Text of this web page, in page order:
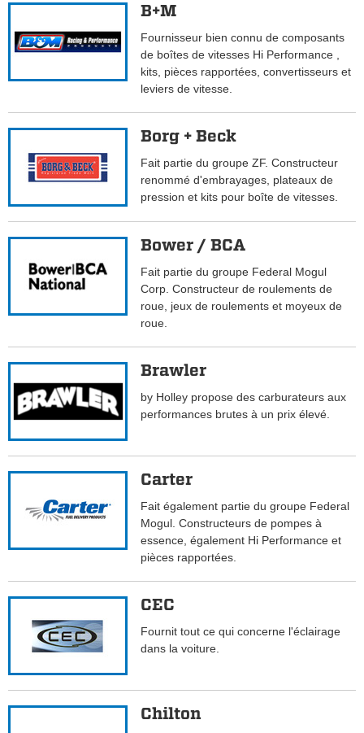
B+M
Fournisseur bien connu de composants
de boîtes de vitesses Hi Performance ,
kits, pièces rapportées, convertisseurs et
leviers de vitesse.
Borg + Beck
Fait partie du groupe ZF. Constructeur
renommé d'embrayages, plateaux de
pression et kits pour boîte de vitesses.
Bower / BCA
Fait partie du groupe Federal Mogul
Corp. Constructeur de roulements de
roue, jeux de roulements et moyeux de
roue.
Brawler
by Holley propose des carburateurs aux
performances brutes à un prix élevé.
Carter
Fait également partie du groupe Federal
Mogul. Constructeurs de pompes à
essence, également Hi Performance et
pièces rapportées.
CEC
Fournit tout ce qui concerne l'éclairage
dans la voiture.
Chilton